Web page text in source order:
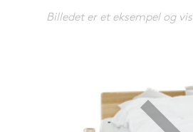
Billedet er et eksempel og